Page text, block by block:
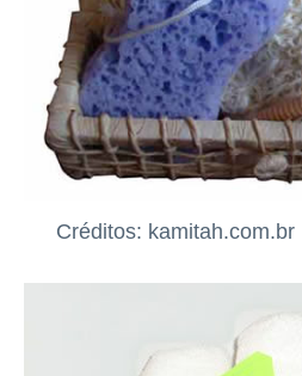
Créditos: kamitah.com.br